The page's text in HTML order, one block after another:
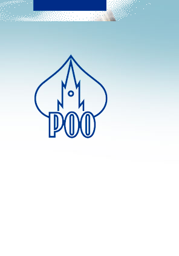
Перейти к основному
содержанию